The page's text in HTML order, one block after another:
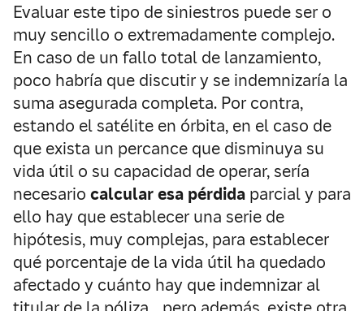
Evaluar este tipo de siniestros puede ser o
muy sencillo o extremadamente complejo.
En caso de un fallo total de lanzamiento,
poco habría que discutir y se indemnizaría la
suma asegurada completa. Por contra,
estando el satélite en órbita, en el caso de
que exista un percance que disminuya su
vida útil o su capacidad de operar, sería
necesario calcular esa pérdida parcial y para
ello hay que establecer una serie de
hipótesis, muy complejas, para establecer
qué porcentaje de la vida útil ha quedado
afectado y cuánto hay que indemnizar al